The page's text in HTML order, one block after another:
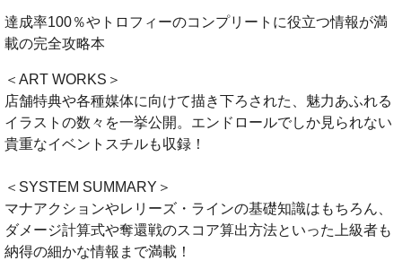
達成率100％やトロフィーのコンプリートに役立つ情報が満
載の完全攻略本
＜ART WORKS＞
店舗特典や各種媒体に向けて描き下ろされた、魅力あふれる
イラストの数々を一挙公開。エンドロールでしか見られない
貴重なイベントスチルも収録！
＜SYSTEM SUMMARY＞
マナアクションやレリーズ・ラインの基礎知識はもちろん、
ダメージ計算式や奪還戦のスコア算出方法といった上級者も
納得の細かな情報まで満載！